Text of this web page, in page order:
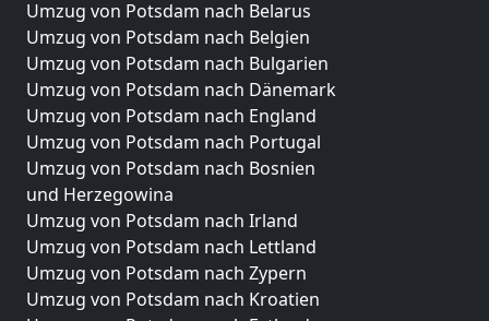
Umzug von Potsdam nach Belarus
Umzug von Potsdam nach Belgien
Umzug von Potsdam nach Bulgarien
Umzug von Potsdam nach Dänemark
Umzug von Potsdam nach England
Umzug von Potsdam nach Portugal
Umzug von Potsdam nach Bosnien
und Herzegowina
Umzug von Potsdam nach Irland
Umzug von Potsdam nach Lettland
Umzug von Potsdam nach Zypern
Umzug von Potsdam nach Kroatien